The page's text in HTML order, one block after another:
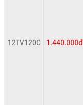
12TV120C 1.440.000đ